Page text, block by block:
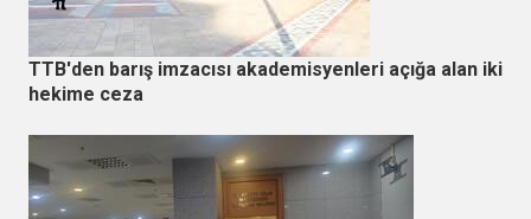
TTB'den barış imzacısı akademisyenleri açığa alan iki
hekime ceza